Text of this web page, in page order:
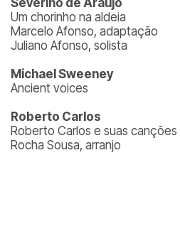
Severino de Araujo
Um chorinho na aldeia
Marcelo Afonso, adaptação
Juliano Afonso, solista
Michael Sweeney
Ancient voices
Roberto Carlos
Roberto Carlos e suas canções
Rocha Sousa, arranjo